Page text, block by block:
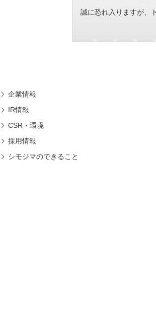
誠に恐れ入りますが、
企業情報
IR情報
CSR・環境
採用情報
シモジマのできること